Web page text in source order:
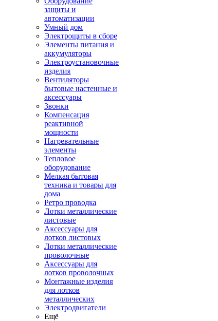
защиты и
автоматизации
Умный дом
Электрощиты в сборе
Элементы питания и
аккумуляторы
Электроустановочные
изделия
Вентиляторы
бытовые настенные и
аксессуары
Звонки
Компенсация
реактивной
мощности
Нагревательные
элементы
Тепловое
оборудование
Мелкая бытовая
техника и товары для
дома
Ретро проводка
Лотки металлические
листовые
Аксессуары для
лотков листовых
Лотки металлические
проволочные
Аксессуары для
лотков проволочных
Монтажные изделия
для лотков
металлических
Электродвигатели
Ещё